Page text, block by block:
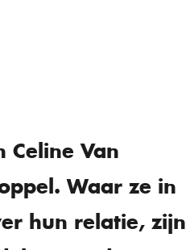
Celine Van
Waar ze in
hun relatie, zijn